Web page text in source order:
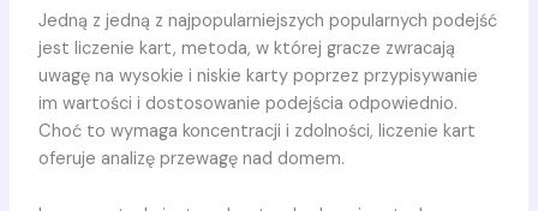
Jedną z jedną z najpopularniejszych popularnych podejść
jest liczenie kart, metoda, w której gracze zwracają
uwagę na wysokie i niskie karty poprzez przypisywanie
im wartości i dostosowanie podejścia odpowiednio.
Choć to wymaga koncentracji i zdolności, liczenie kart
oferuje analizę przewagę nad domem.